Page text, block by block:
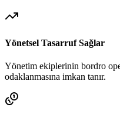
Yönetsel Tasarruf Sağlar
Yönetim ekiplerinin bordro
odaklanmasına imkan tanır.